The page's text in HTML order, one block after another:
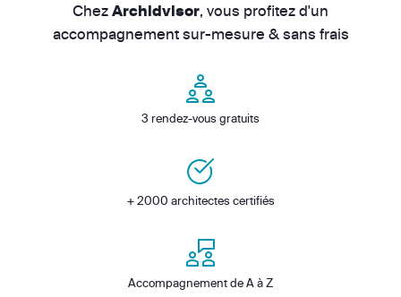
Chez Archidvisor, vous profitez d'un
accompagnement sur-mesure & sans frais
3 rendez-vous gratuits
+ 2000 architectes certifiés
Accompagnement de A à Z